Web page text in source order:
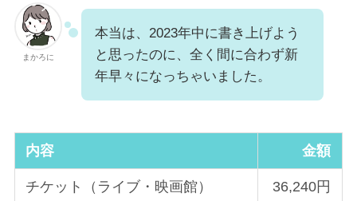
まかろに
本当は、2023年中に書き上げよう
と思ったのに、全く間に合わず新
年早々になっちゃいました。
内容 金額
チケット（ライブ・映画館） 36,240円